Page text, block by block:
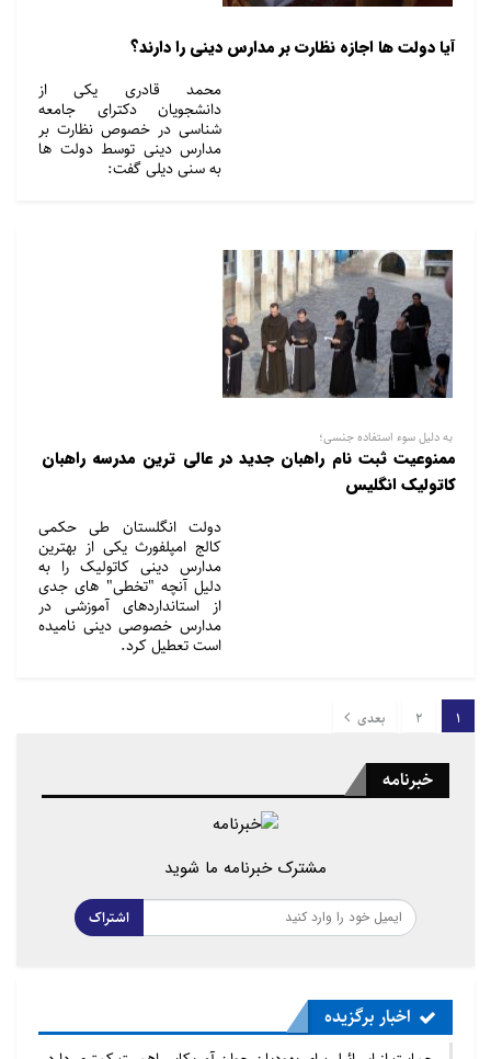
آیا دولت ها اجازه نظارت بر مدارس دینی را دارند؟
محمد قادری یکی از
دانشجویان دکترای جامعه
شناسی در خصوص نظارت بر
مدارس دینی توسط دولت ها
به سنی دیلی گفت:
به دلیل سوء استفاده جنسی؛
ممنوعیت ثبت نام راهبان جدید در عالی ترین مدرسه راهبان
کاتولیک انگلیس
دولت انگلستان طی حکمی
کالج امپلفورث یکی از بهترین
مدارس دینی کاتولیک را به
دلیل آنچه "تخطی" های جدی
از استانداردهای آموزشی در
مدارس خصوصی دینی نامیده
است تعطیل کرد.
1
2 بعدی
خبرنامه
مشترک خبرنامه ما شوید
اشتراک
اخبار برگزیده